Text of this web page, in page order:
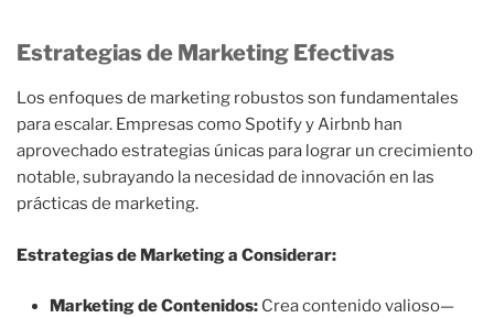
Estrategias de Marketing Efectivas
Los enfoques de marketing robustos son fundamentales
para escalar. Empresas como Spotify y Airbnb han
aprovechado estrategias únicas para lograr un crecimiento
notable, subrayando la necesidad de innovación en las
prácticas de marketing.
Estrategias de Marketing a Considerar:
Marketing de Contenidos: Crea contenido valioso—